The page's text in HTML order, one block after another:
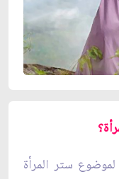
ستر المرأة